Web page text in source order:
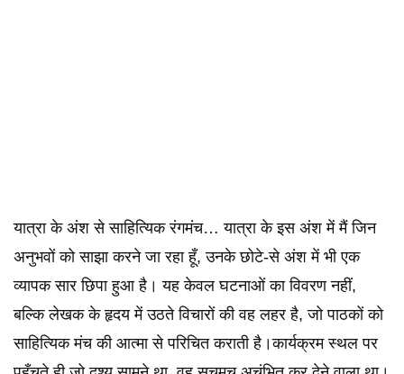
यात्रा के अंश से साहित्यिक रंगमंच… यात्रा के इस अंश में मैं जिन
अनुभवों को साझा करने जा रहा हूँ, उनके छोटे-से अंश में भी एक
व्यापक सार छिपा हुआ है। यह केवल घटनाओं का विवरण नहीं,
बल्कि लेखक के हृदय में उठते विचारों की वह लहर है, जो पाठकों को
साहित्यिक मंच की आत्मा से परिचित कराती है।कार्यक्रम स्थल पर